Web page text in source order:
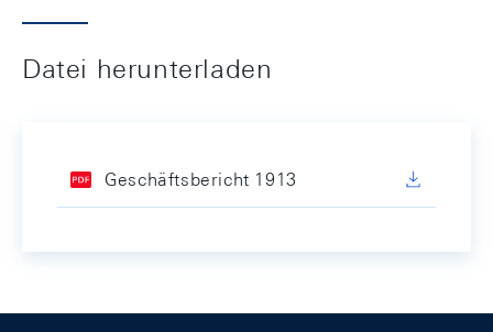
Datei herunterladen
Geschäftsbericht 1913